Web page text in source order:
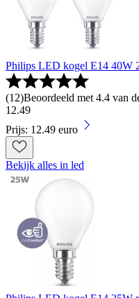
Philips LED kogel E14 40W
(12)Beoordeeld met 4.4 van
12.49
Prijs: 12.49 euro
Bekijk alles in led